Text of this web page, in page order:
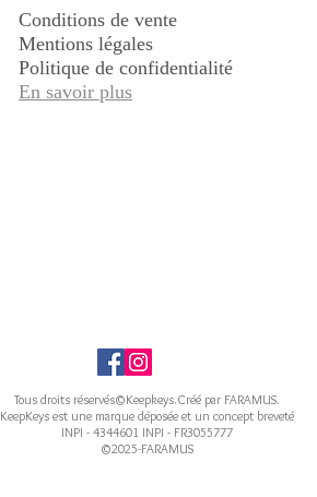
Conditions de vente
Mentions légales
Politique de confidentialité
En savoir plus
Tous droits réservés©Keepkeys.Créé par FARAMUS.
KeepKeys est une marque déposée et un concept breveté
INPI - 4344601 INPI - FR3055777
©2025-FARAMUS